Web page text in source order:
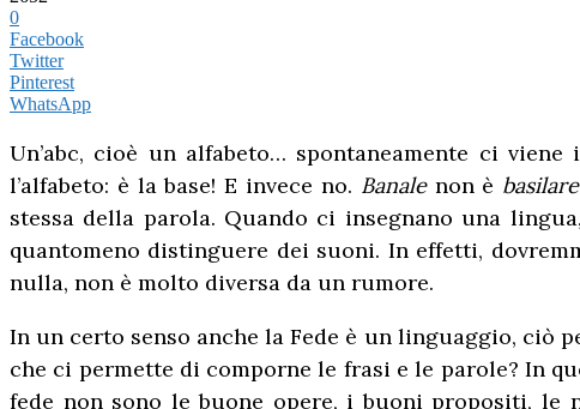
0
Facebook
Twitter
Pinterest
WhatsApp
Un’abc, cioè un alfabeto… spontaneamente ci
l’alfabeto: è la base! E invece no. Banalenon è basilare
stessa della parola. Quando ci insegnano una
quantomeno distinguere dei suoni. In effetti,
nulla, non è molto diversa da un rumore.
In un certo senso anche la Fede è un linguaggio, ciò
che ci permette di comporne le frasi e le parole? In
fede non sono le buone opere, i buoni propositi, le